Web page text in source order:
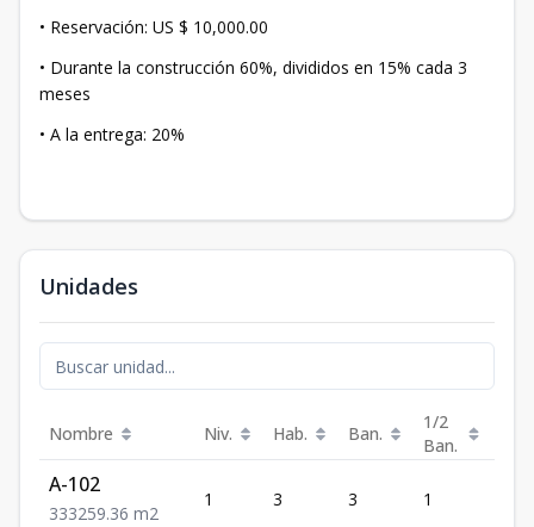
• Reservación: US $ 10,000.00
• Durante la construcción 60%, divididos en 15% cada 3
meses
• A la entrega: 20%
Unidades
Nombre Niv. Hab. Ban.
1/2
Ban.
A-102
333259.36 m2
1 3 3 1